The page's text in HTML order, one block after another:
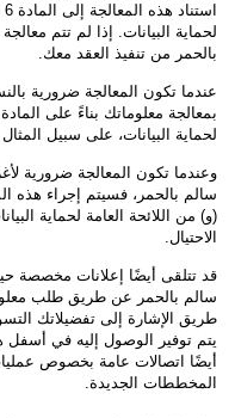
لحماية البيانات. إذا لم تتم
بالحمر من تنفيذ العقد معك.
عندما تكون المعالجة ضرورية
لحماية البيانات، على سبيل
وعندما تكون المعالجة ضرورية
(و) من اللائحة العامة لحماية
الاحتيال.
قد تتلقى أيضًا إعلانات مخصصة
سالم بالحمر عن طريق طلب
طريق الإشارة إلى تفضيلاتك
يتم توفير الوصول إليه في أسفل
أيضًا اتصالات عامة بخصوص
المخططات الجديدة.